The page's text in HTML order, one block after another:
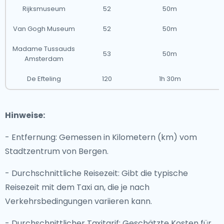
Rijksmuseum 52 50m
Van Gogh Museum 52 50m
Madame Tussauds
Amsterdam
53 50m
De Efteling 120 1h 30m
Hinweise:
- Entfernung: Gemessen in Kilometern (km) vom
Stadtzentrum von Bergen.
- Durchschnittliche Reisezeit: Gibt die typische
Reisezeit mit dem Taxi an, die je nach
Verkehrsbedingungen variieren kann.